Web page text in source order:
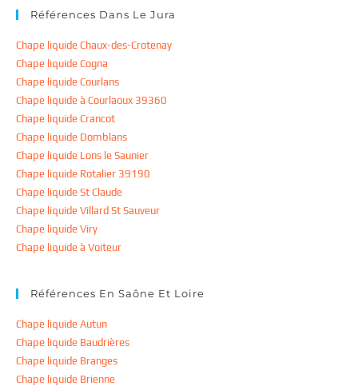
Références Dans Le Jura
Chape liquide Chaux-des-Crotenay
Chape liquide Cogna
Chape liquide Courlans
Chape liquide à Courlaoux 39360
Chape liquide Crancot
Chape liquide Domblans
Chape liquide Lons le Saunier
Chape liquide Rotalier 39190
Chape liquide St Claude
Chape liquide Villard St Sauveur
Chape liquide Viry
Chape liquide à Voiteur
Références En Saône Et Loire
Chape liquide Autun
Chape liquide Baudrières
Chape liquide Branges
Chape liquide Brienne